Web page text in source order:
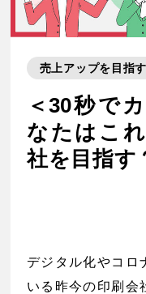
売上アップを目指す
＜30秒で
なたはこ
社を目指す
デジタル化やコロ
いる昨今の印刷会